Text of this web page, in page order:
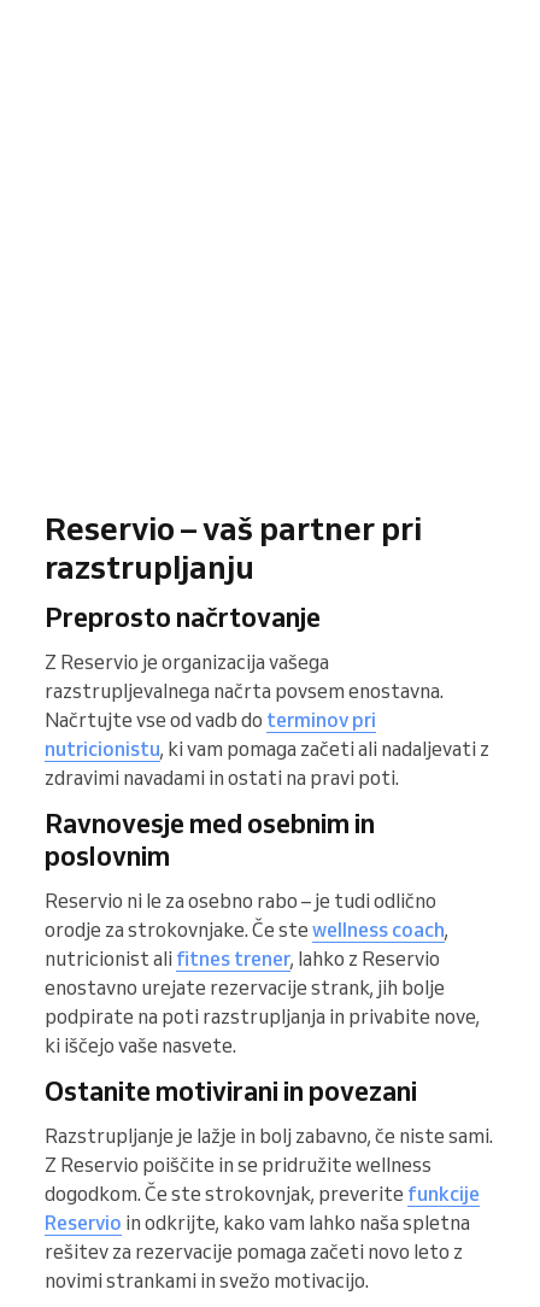
Reservio – vaš partner pri
razstrupljanju
Preprosto načrtovanje
Z Reservio je organizacija vašega
razstrupljevalnega načrta povsem enostavna.
Načrtujte vse od vadb do terminov pri
nutricionistu, ki vam pomaga začeti ali nadaljevati z
zdravimi navadami in ostati na pravi poti.
Ravnovesje med osebnim in
poslovnim
Reservio ni le za osebno rabo – je tudi odlično
orodje za strokovnjake. Če ste wellness coach,
nutricionist ali fitnes trener, lahko z Reservio
enostavno urejate rezervacije strank, jih bolje
podpirate na poti razstrupljanja in privabite nove,
ki iščejo vaše nasvete.
Ostanite motivirani in povezani
Razstrupljanje je lažje in bolj zabavno, če niste sami.
Z Reservio poiščite in se pridružite wellness
dogodkom. Če ste strokovnjak, preverite funkcije
Reservio in odkrijte, kako vam lahko naša spletna
rešitev za rezervacije pomaga začeti novo leto z
novimi strankami in svežo motivacijo.